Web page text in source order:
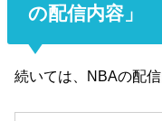
の配信内容」
続いては、NBAの配